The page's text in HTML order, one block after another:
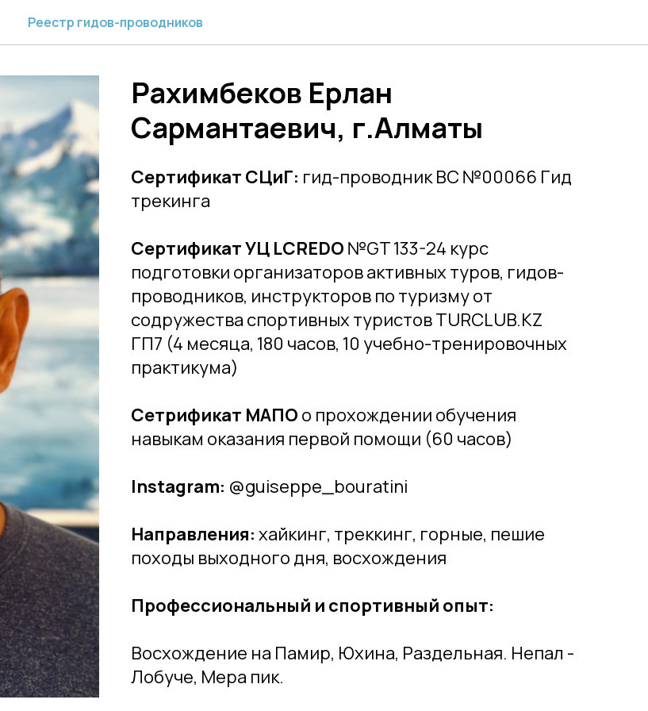
Реестр гидов-проводников
Рахимбеков Ерлан
Сармантаевич, г.Алматы
Сертификат СЦиГ: гид-проводник ВС №00066 Гид
трекинга
Сертификат УЦ LCREDO №GT 133-24 курс
подготовки организаторов активных туров, гидов-
проводников, инструкторов по туризму от
содружества спортивных туристов TURCLUB.KZ
ГП7 (4 месяца, 180 часов, 10 учебно-тренировочных
практикума)
Сетрификат МАПО о прохождении обучения
навыкам оказания первой помощи (60 часов)
Instagram: @guiseppe_bouratini
Направления: хайкинг, треккинг, горные, пешие
походы выходного дня, восхождения
Профессиональный и спортивный опыт:
Восхождение на Памир, Юхина, Раздельная. Непал -
Лобуче, Мера пик.